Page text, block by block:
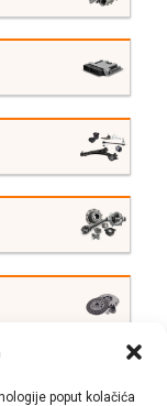
poput kolačića